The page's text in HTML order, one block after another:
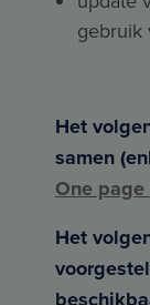
gebruik
Het
samen
One
Het